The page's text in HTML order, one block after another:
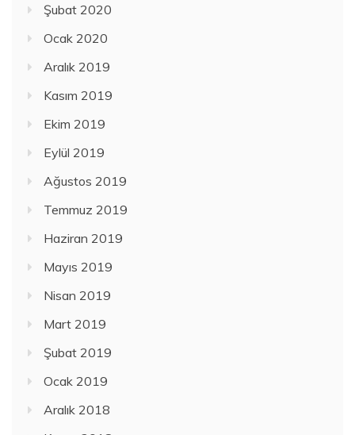
Şubat 2020
Ocak 2020
Aralık 2019
Kasım 2019
Ekim 2019
Eylül 2019
Ağustos 2019
Temmuz 2019
Haziran 2019
Mayıs 2019
Nisan 2019
Mart 2019
Şubat 2019
Ocak 2019
Aralık 2018